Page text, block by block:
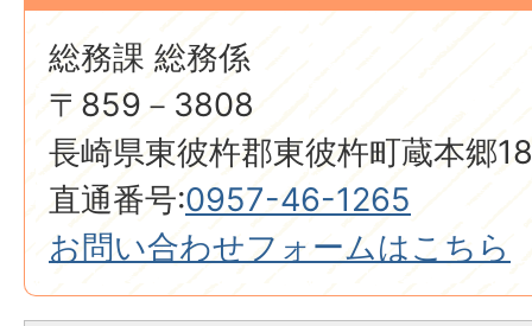
総務課 総務係
〒859－3808
長崎県東彼杵郡東彼杵町蔵本郷
直通番号:0957-46-1265
お問い合わせフォームはこちら